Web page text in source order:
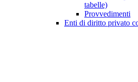
tabelle)
Provvedimenti
Enti di diritto privato